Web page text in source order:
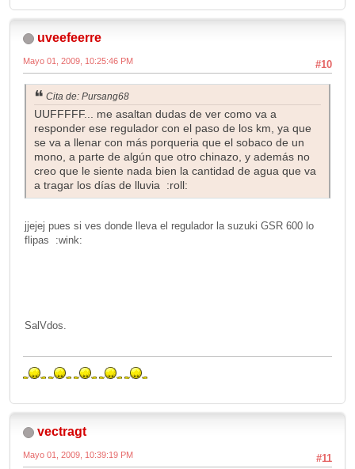
uveefeerre
#10
Mayo 01, 2009, 10:25:46 PM
Cita de: Pursang68
UUFFFFF... me asaltan dudas de ver como va a
responder ese regulador con el paso de los km, ya que
se va a llenar con más porqueria que el sobaco de un
mono, a parte de algún que otro chinazo, y además no
creo que le siente nada bien la cantidad de agua que va
a tragar los días de lluvia :roll:
jjejej pues si ves donde lleva el regulador la suzuki GSR 600 lo
flipas :wink:
SalVdos.
vectragt
#11
Mayo 01, 2009, 10:39:19 PM